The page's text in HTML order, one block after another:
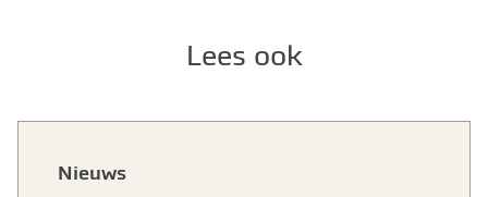
Lees ook
Nieuws